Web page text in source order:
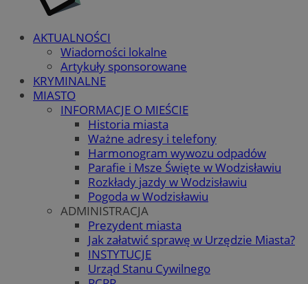
AKTUALNOŚCI
Wiadomości lokalne
Artykuły sponsorowane
KRYMINALNE
MIASTO
INFORMACJE O MIEŚCIE
Historia miasta
Ważne adresy i telefony
Harmonogram wywozu odpadów
Parafie i Msze Święte w Wodzisławiu
Rozkłady jazdy w Wodzisławiu
Pogoda w Wodzisławiu
ADMINISTRACJA
Prezydent miasta
Jak załatwić sprawę w Urzędzie Miasta?
INSTYTUCJE
Urząd Stanu Cywilnego